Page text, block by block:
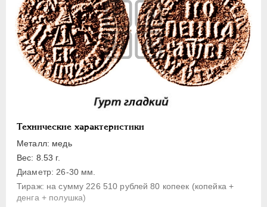
Технические характеристики
Металл: медь
Вес: 8.53 г.
Диаметр: 26-30 мм.
Тираж: на сумму 226 510 рублей 80 копеек (копейка +
денга + полушка)
Пробные
Для Речи Посполитой
Монетовидные жетоны
ЕКАТЕРИНА I 1725-1727
1727-1729
АННА ИОАННОВНА 1730-1740
ИОАНН АНТОНОВИЧ 1740-1741
ЕЛИЗАВЕТА
ПЕТР III 1762-1762
ЕКАТЕРИНА II 1762-1796
ПАВЕЛ I 1796-1801